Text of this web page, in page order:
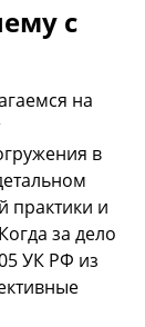
с
на
в
практики и
за дело
УК РФ из